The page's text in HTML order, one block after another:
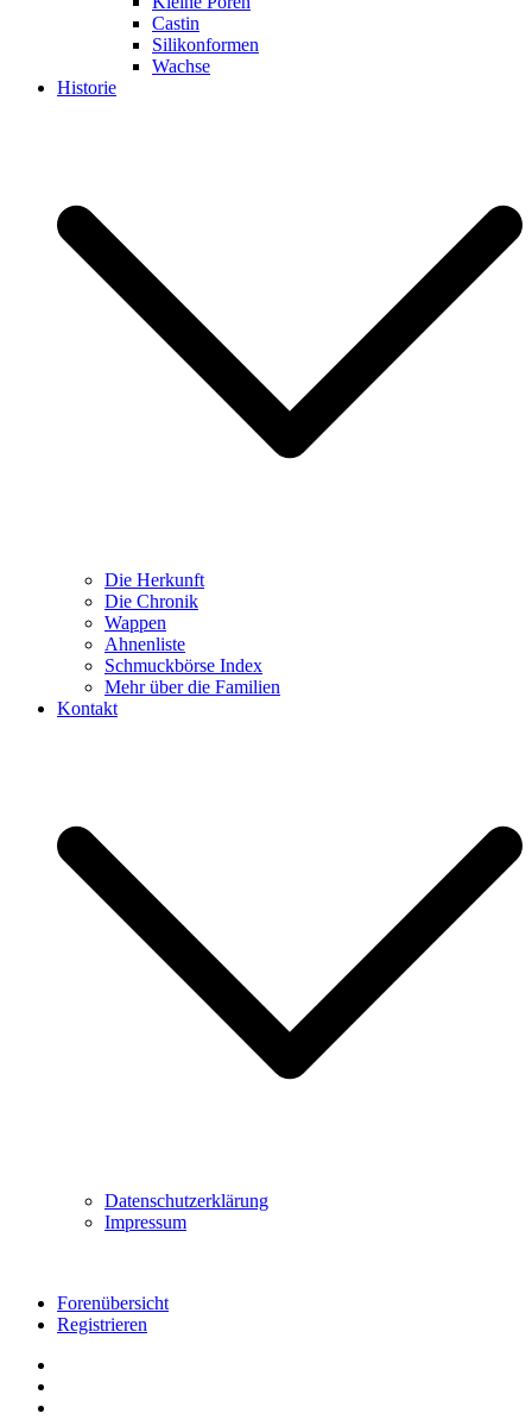
Castin
Silikonformen
Wachse
Historie
Die Herkunft
Die Chronik
Wappen
Ahnenliste
Schmuckbörse Index
Mehr über die Familien
Kontakt
Datenschutzerklärung
Impressum
Forenübersicht
Registrieren